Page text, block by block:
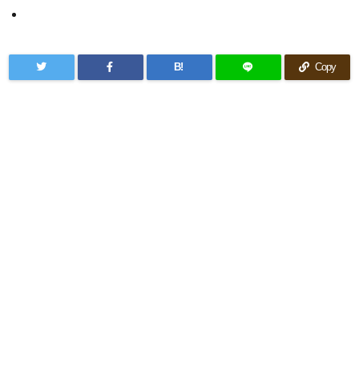
B! Copy